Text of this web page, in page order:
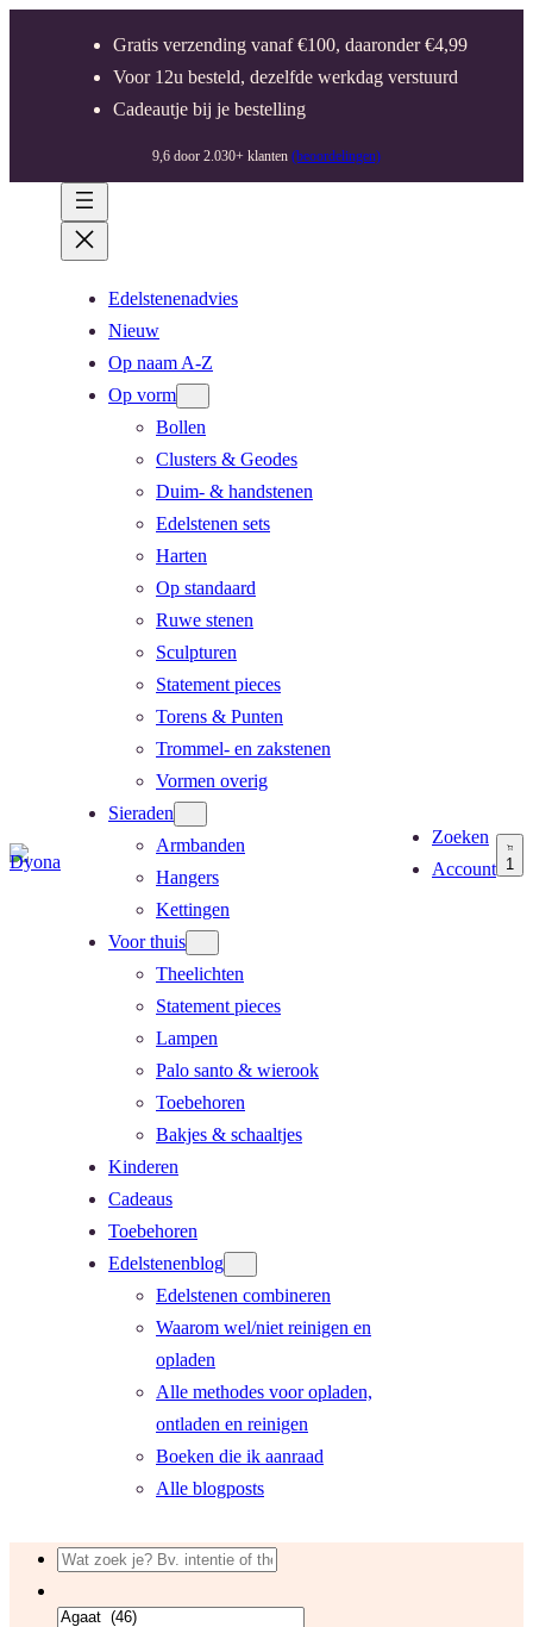
Gratis verzending vanaf €100, daaronder €4,99
Voor 12u besteld, dezelfde werkdag verstuurd
Cadeautje bij je bestelling
9,6 door 2.030+ klanten (beoordelingen)
Edelstenenadvies
Nieuw
Op naam A-Z
Op vorm
Bollen
Clusters & Geodes
Duim- & handstenen
Edelstenen sets
Harten
Op standaard
Ruwe stenen
Sculpturen
Statement pieces
Torens & Punten
Trommel- en zakstenen
Vormen overig
Sieraden
Armbanden
Hangers
Kettingen
Voor thuis
Theelichten
Statement pieces
Lampen
Palo santo & wierook
Toebehoren
Bakjes & schaaltjes
Kinderen
Cadeaus
Toebehoren
Edelstenenblog
Edelstenen combineren
Waarom wel/niet reinigen en
opladen
Alle methodes voor opladen,
ontladen en reinigen
Boeken die ik aanraad
Alle blogposts
Zoeken
Account 1